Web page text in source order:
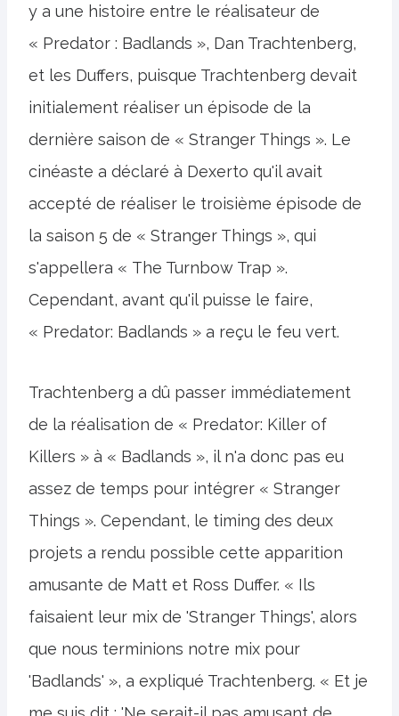
y a une histoire entre le réalisateur de
« Predator : Badlands », Dan Trachtenberg,
et les Duffers, puisque Trachtenberg devait
initialement réaliser un épisode de la
dernière saison de « Stranger Things ». Le
cinéaste a déclaré à Dexerto qu'il avait
accepté de réaliser le troisième épisode de
la saison 5 de « Stranger Things », qui
s'appellera « The Turnbow Trap ».
Cependant, avant qu'il puisse le faire,
« Predator: Badlands » a reçu le feu vert.
Trachtenberg a dû passer immédiatement
de la réalisation de « Predator: Killer of
Killers » à « Badlands », il n'a donc pas eu
assez de temps pour intégrer « Stranger
Things ». Cependant, le timing des deux
projets a rendu possible cette apparition
amusante de Matt et Ross Duffer. « Ils
faisaient leur mix de 'Stranger Things', alors
que nous terminions notre mix pour
'Badlands' », a expliqué Trachtenberg. « Et je